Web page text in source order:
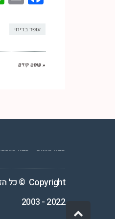
עופר בדיחי
« פוסט קודם
רדיו מנטה – רדיו מזרחית
Copyright © כל הזכויות שמורות ל-
2022 - 2003